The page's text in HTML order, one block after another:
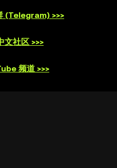
(Telegram) >>>
社区 >>>
频道 >>>